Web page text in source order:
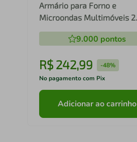
Armário para Forno e
Microondas Multimóveis 2
Portas FG6148 Branco
9.000 pontos
R$ 242,99 -48%
No pagamento com Pix
Adicionar ao carrinho